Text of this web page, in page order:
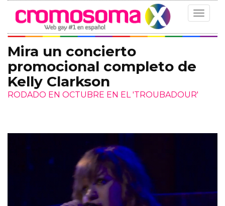
Toggle
Mira un concierto
promocional completo de
Kelly Clarkson
RODADO EN OCTUBRE EN EL 'TROUBADOUR'